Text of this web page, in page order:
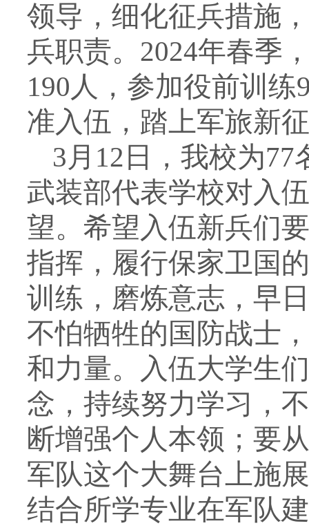
领导，细化征兵措施
兵职责。 2024年春季
190人，参加役前训练
准入伍，踏上军旅新
3月12日，我校为
武装部代表学校对入
望。希望入伍新兵们
指挥，履行保家卫国
训练，磨炼意志，早
不怕牺牲的国防战士
和力量。
入伍大学生
念，持续努力学习，
断增强个人本领；要
军队这个大舞台上施
结合所学专业在军队